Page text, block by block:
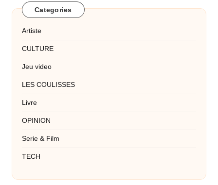
Categories
Artiste
CULTURE
Jeu video
LES COULISSES
Livre
OPINION
Serie & Film
TECH